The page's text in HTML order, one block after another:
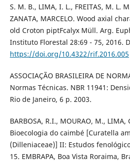
S. M. B., LIMA, I. L., FREITAS, M. L.
ZANATA, MARCELO. Wood axial
old Croton piptFcalyx Müll. Arg.
Instituto Florestal 28:69 - 75, 2016.
https://doi.org/10.4322/rif.2016.005
ASSOCIAÇÃO BRASILEIRA DE
Normas Técnicas. NBR 11941:
Rio de Janeiro, 6 p. 2003.
BARBOSA, R.I., MOURAO, M., LIMA,
Bioecologia do caimbé [Curatella
(Dilleniaceae)] II: Estudos
15. EMBRAPA, Boa Vista Roraima,